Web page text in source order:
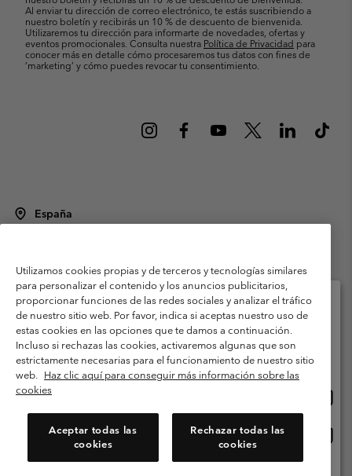
Al enviar tu dirección de correo electrónico, te estás suscribiendo a
nuestro boletín y recibirás un 10 % de descuento de bienvenida.
Utilizaremos tu dirección para informarte de novedades, ofertas y
eventos promocionales. Consulta nuestra Política de Privacidad para
conocer más en detalle cómo procesaremos tus datos con fines de
’marketing’ y cómo puedes revocar tu consentimiento.
España
Condiciones de uso
Terminos de Venta
Garantía
Política de Privacidad
Términos y condiciones del programa de miembros
Términos De Uso Del Contenido Generado Por Los Usuarios
Impressum
Cookies Public CBCR
Utilizamos cookies propias y de terceros y tecnologías similares
para personalizar el contenido y los anuncios publicitarios,
proporcionar funciones de las redes sociales y analizar el tráfico
de nuestro sitio web. Por favor, indica si aceptas nuestro uso de
estas cookies en las opciones que te damos a continuación.
Incluso si rechazas las cookies, activaremos algunas que son
estrictamente necesarias para el funcionamiento de nuestro sitio
web. Haz clic aquí para conseguir más información sobre las
cookies
Aceptar todas las
cookies
Rechazar todas las
cookies
Selecciona tu país e idioma envío
Compras en línea disponibles
línea
España